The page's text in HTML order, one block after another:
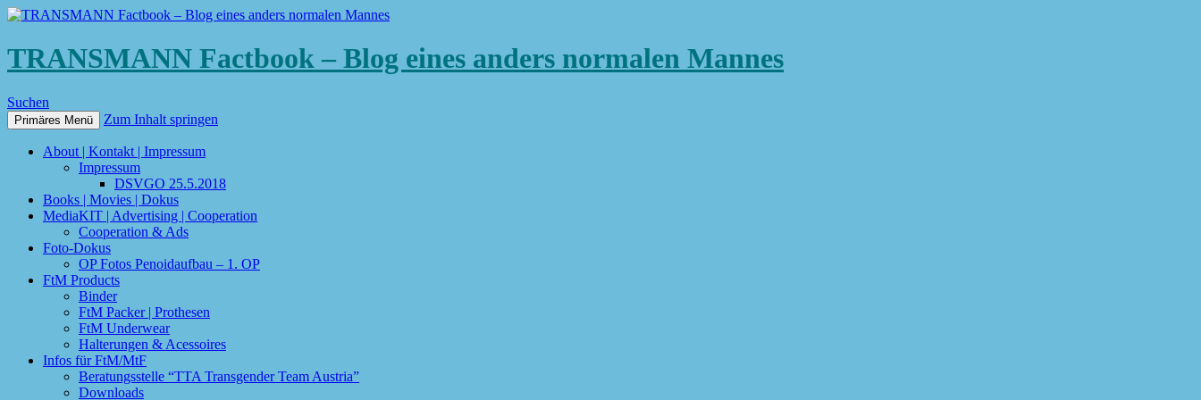
TRANSMANN Factbook – Blog eines anders normalen Mannes
Suchen
Primäres Menü Zum Inhalt springen
About | Kontakt | Impressum
Impressum
DSVGO 25.5.2018
Books | Movies | Dokus
MediaKIT | Advertising | Cooperation
Cooperation & Ads
Foto-Dokus
OP Fotos Penoidaufbau – 1. OP
FtM Products
Binder
FtM Packer | Prothesen
FtM Underwear
Halterungen & Acessoires
Infos für FtM/MtF
Beratungsstelle “TTA Transgender Team Austria”
Downloads